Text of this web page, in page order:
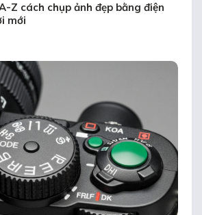
Z cách chụp ảnh đẹp bằng điện
mới